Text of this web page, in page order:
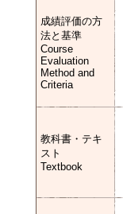
成績評価の方
法と基準
Course
Evaluation
Method and
Criteria
教科書・テキ
スト
Textbook